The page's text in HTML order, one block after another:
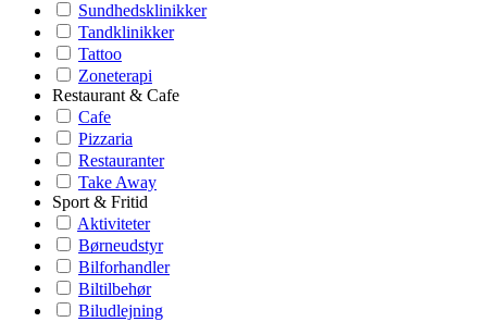
Sundhedsklinikker
Tandklinikker
Tattoo
Zoneterapi
Restaurant & Cafe
Cafe
Pizzaria
Restauranter
Take Away
Sport & Fritid
Aktiviteter
Børneudstyr
Bilforhandler
Biltilbehør
Biludlejning